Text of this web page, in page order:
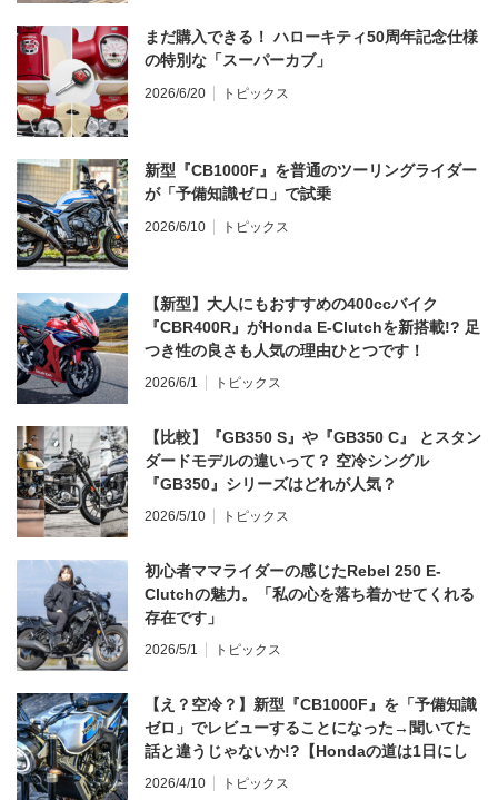
まだ購入できる！ ハローキティ50周年記念仕様
の特別な「スーパーカブ」
2026/6/20 トピックス
新型『CB1000F』を普通のツーリングライダー
が「予備知識ゼロ」で試乗
2026/6/10 トピックス
【新型】大人にもおすすめの400ccバイク
『CBR400R』がHonda E-Clutchを新搭載!? 足
つき性の良さも人気の理由ひとつです！
2026/6/1 トピックス
【比較】『GB350 S』や『GB350 C』 とスタン
ダードモデルの違いって？ 空冷シングル
『GB350』シリーズはどれが人気？
2026/5/10 トピックス
初心者ママライダーの感じたRebel 250 E-
Clutchの魅力。「私の心を落ち着かせてくれる
存在です」
2026/5/1 トピックス
【え？空冷？】新型『CB1000F』を「予備知識
ゼロ」でレビューすることになった→聞いてた
話と違うじゃないか!?【Hondaの道は1日にし
てならず／CB1000F ①第一印象 編】
2026/4/10 トピックス